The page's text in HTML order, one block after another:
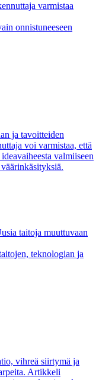
varmistaa
onnistuneeseen
ja tavoitteiden
voi varmistaa, että
valmiiseen
taitoja muuttuvaan
teknologian ja
vihreä siirtymä ja
Artikkeli